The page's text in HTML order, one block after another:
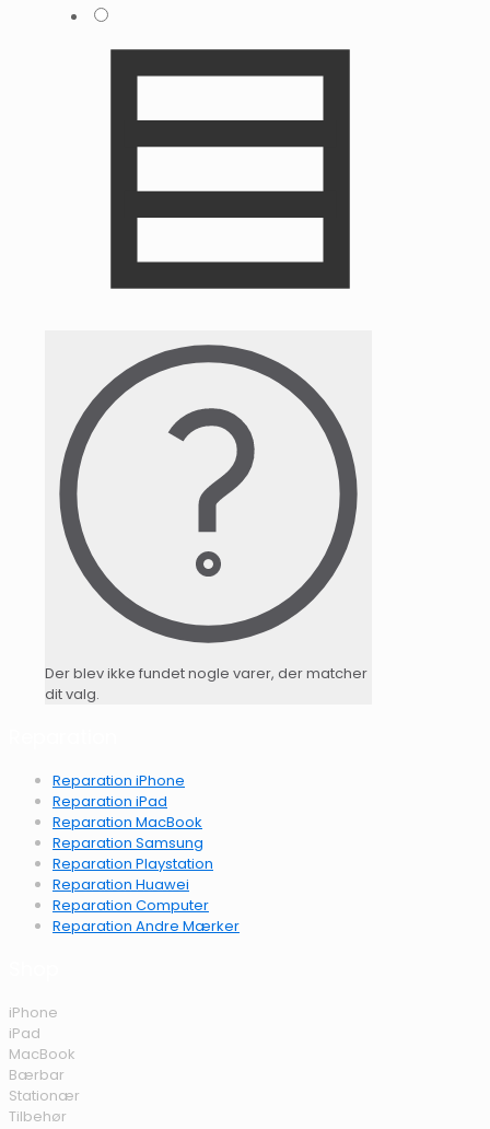
Der blev ikke fundet nogle varer, der matcher
dit valg.
Reparation iPhone
Reparation iPad
Reparation MacBook
Reparation Samsung
Reparation Playstation
Reparation Huawei
Reparation Computer
Reparation Andre Mærker
iPhone
iPad
MacBook
Bærbar
Stationær
Tilbehør